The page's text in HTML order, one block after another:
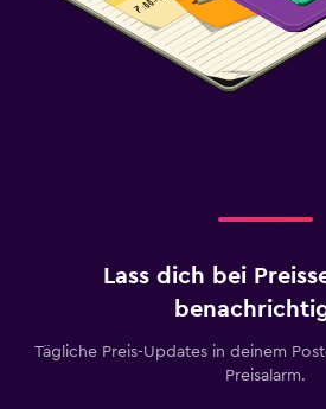
Lass dich bei
Tägliche Preis-Updates in deinem
Preisalarm.